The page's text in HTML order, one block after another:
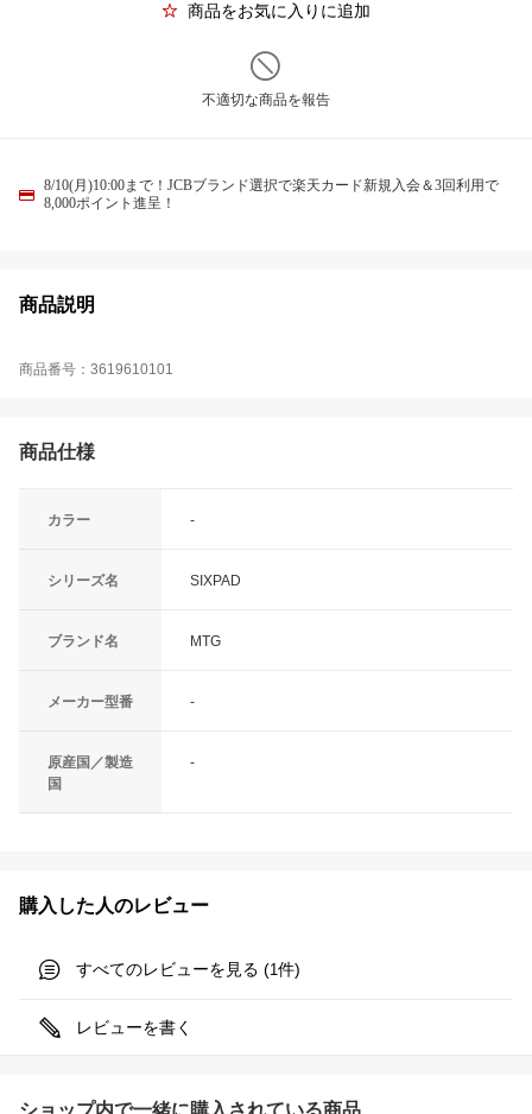
商品をお気に入りに追加
不適切な商品を報告
8/10(月)10:00まで！JCBブランド選択で楽天カード新規入会＆3回利用で
8,000ポイント進呈！
商品説明
商品番号：3619610101
商品仕様
カラー -
シリーズ名 SIXPAD
ブランド名 MTG
メーカー型番 -
原産国／製造
国
-
購入した人のレビュー
すべてのレビューを見る (1件)
レビューを書く
ショップ内で一緒に購入されている商品